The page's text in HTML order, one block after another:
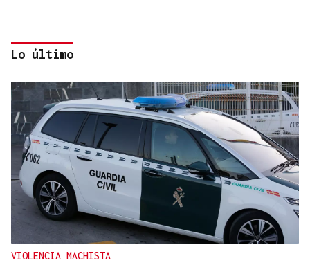
Itxu Díaz
CRÓNICAS DE VERANO
El doble bikini como filosofía de vida
Lo último
VIOLENCIA MACHISTA